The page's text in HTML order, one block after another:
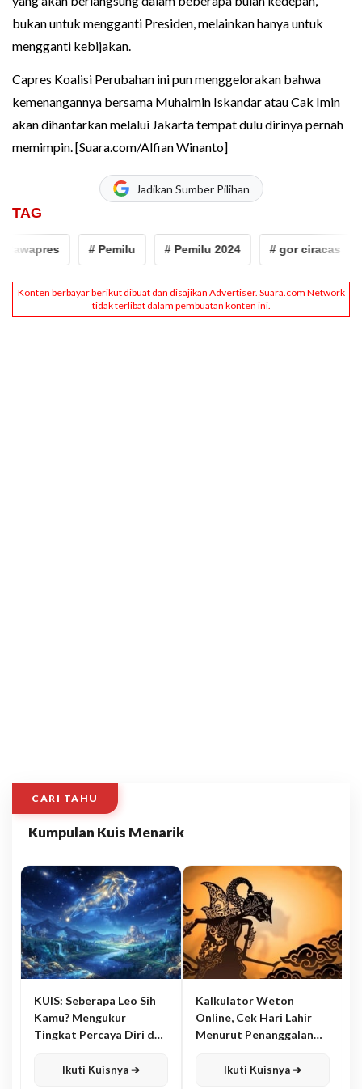
bukan untuk mengganti Presiden, melainkan hanya untuk
mengganti kebijakan.
Capres Koalisi Perubahan ini pun menggelorakan bahwa
kemenangannya bersama Muhaimin Iskandar atau Cak Imin
akan dihantarkan melalui Jakarta tempat dulu dirinya pernah
memimpin. [Suara.com/Alfian Winanto]
Jadikan Sumber Pilihan
TAG
# Pemilu # Pemilu 2024 # gor ciracas #
CARI TAHU
Kumpulan Kuis Menarik
KUIS: Seberapa Leo Sih
Kamu? Mengukur
Tingkat Percaya Diri dan
Ikuti Kuisnya ➔
Kalkulator Weton
Online, Cek Hari Lahir
Menurut Penanggalan
Ikuti Kuisnya ➔